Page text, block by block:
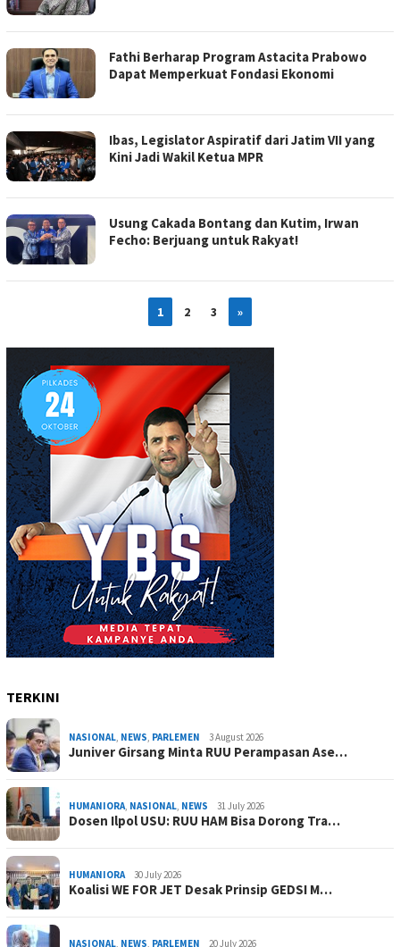
Fathi Berharap Program Astacita Prabowo
Dapat Memperkuat Fondasi Ekonomi
Ibas, Legislator Aspiratif dari Jatim VII yang
Kini Jadi Wakil Ketua MPR
Usung Cakada Bontang dan Kutim, Irwan
Fecho: Berjuang untuk Rakyat!
1 2 3 »
TERKINI
NASIONAL NEWS PARLEMEN 3 August 2026
Juniver Girsang Minta RUU Perampasan Ase…
HUMANIORA NASIONAL NEWS 31 July 2026
Dosen Ilpol USU: RUU HAM Bisa Dorong Tra…
HUMANIORA 30 July 2026
Koalisi WE FOR JET Desak Prinsip GEDSI M…
NASIONAL NEWS PARLEMEN 20 July 2026